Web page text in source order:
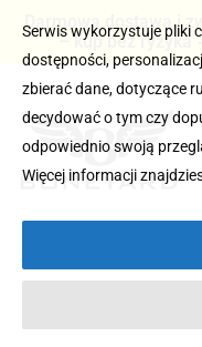
Darmowa dostawa i
– kup bez ryzyka
Serwis wykorzystuje pliki
dostępności,
zbierać dane, dotyczące
decydować o tym czy
odpowiednio swoją
Więcej informacji